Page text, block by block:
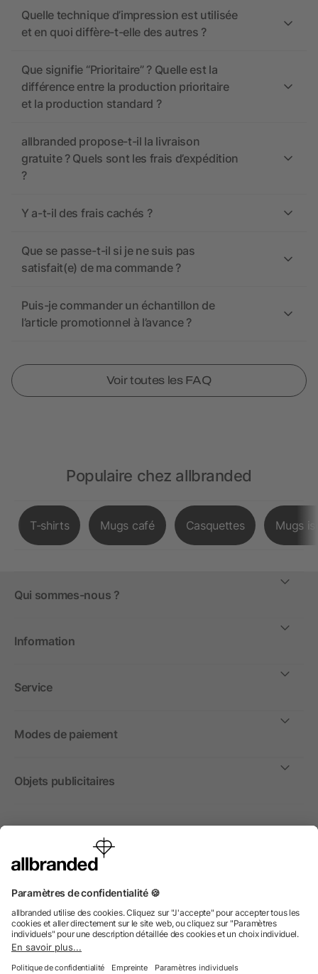
Quelle technique d’impression est utilisée
et en quoi diffère-t-elle des autres ?
Que signifie “Prioritaire” ? Quelle est la
différence entre la production prioritaire
et la production standard ?
allbranded propose-t-il la livraison
gratuite ? Quels sont les frais d’expédition
?
Y a-t-il des frais cachés ?
Que se passe-t-il si je ne suis pas
satisfait(e) de ma commande ?
Puis-je commander un échantillon de
l’article promotionnel à l’avance ?
Voir toutes les FAQ
Populaire chez allbranded
T-shirts Mugs café Casquettes Mugs
Qui sommes-nous ?
Information
Service
Modes de paiement
Objets publicitaires
International